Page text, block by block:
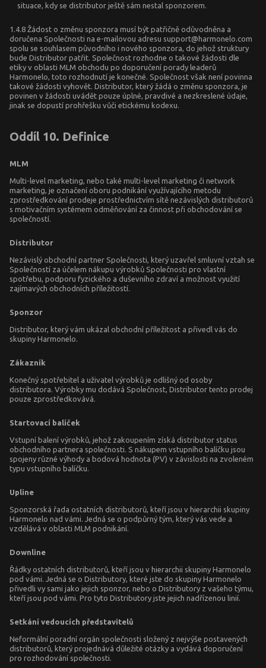
situace, kdy se distributor ještě sám nestal sponzorem.
1.4.8 Žádost o změnu sponzora musí být patřičně odůvodněna a
doručena Společnosti na e-mailovou adresu support@harmonelo.com
spolu se souhlasem původního i nového sponzora, do jehož struktury
bude Distributor patřit. Společnost rozhodne o takové žádosti dle
etiky v oblasti MLM obchodu po doporučení porady leaderů
Harmonelo, toto rozhodnutí je konečné. Společnost však není povinna
takové žádosti vyhovět. Distributor, který žádá o změnu sponzora, je
povinen v žádosti uvádět pouze úplné, pravdivé a nezkreslené údaje,
jinak se dopustí prohřešku vůči etickému kodexu.
Oddíl 10. Definice
MLM
Multi-level marketing, nebo také multi-level marketing či network
marketing, je označení oboru podnikání využívajícího metodu
zprostředkování prodeje prostřednictvím sítě nezávislých distributorů
s motivačním systémem odměňování za činnost při obchodování se
společností.
Distributor
Nezávislý obchodní partner Společnosti, který uzavřel smluvní vztah se
Společností za účelem nákupu výrobků Společnosti pro vlastní
spotřebu, podporu fyzického a duševního zdraví a možnost využití
zajímavých obchodních příležitostí.
Sponzor
Distributor, který vám ukázal obchodní příležitost a přivedl vás do
skupiny Harmonelo.
Zákazník
Konečný spotřebitel a uživatel výrobků je odlišný od osoby
distributora. Výrobky mu dodává Společnost, Distributor tento prodej
pouze zprostředkovává.
Startovací balíček
Vstupní balení výrobků, jehož zakoupením získá distributor status
obchodního partnera společnosti. S nákupem vstupního balíčku jsou
spojeny různé výhody a bodová hodnota (PV) v závislosti na zvoleném
typu vstupního balíčku.
Upline
Sponzorská řada ostatních distributorů, kteří jsou v hierarchii skupiny
Harmonelo nad vámi. Jedná se o podpůrný tým, který vás vede a
vzdělává v oblasti MLM podnikání.
Downline
Řádky ostatních distributorů, kteří jsou v hierarchii skupiny Harmonelo
pod vámi. Jedná se o Distributory, které jste do skupiny Harmonelo
přivedli vy sami jako jejich sponzor, nebo o Distributory z vašeho týmu,
kteří jsou pod vámi. Pro tyto Distributory jste jejich nadřízenou linií.
Setkání vedoucích představitelů
Neformální poradní orgán společnosti složený z nejvýše postavených
distributorů, který projednává důležité otázky a vydává doporučení
pro rozhodování společnosti.